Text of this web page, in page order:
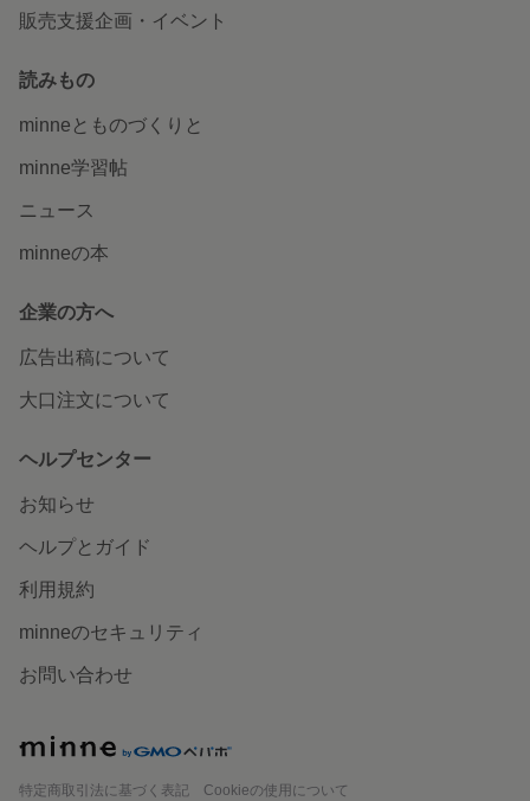
販売支援企画・イベント
読みもの
minneとものづくりと
minne学習帖
ニュース
minneの本
企業の方へ
広告出稿について
大口注文について
ヘルプセンター
お知らせ
ヘルプとガイド
利用規約
minneのセキュリティ
お問い合わせ
特定商取引法に基づく表記
Cookieの使用について